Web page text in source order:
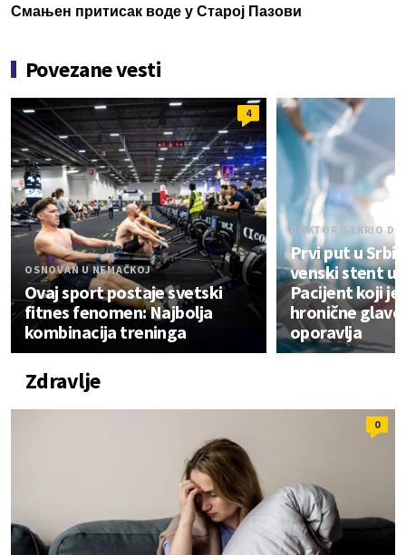
Смањен притисак воде у Старој Пазови
Povezane vesti
4
OSNOVAN U NEMAČKOJ
Ovaj sport postaje svetski
fitnes fenomen: Najbolja
kombinacija treninga
DOKTOR OTKRIO
Prvi put u
venski stent u
Pacijent koji je
hronične
oporavlja
Zdravlje
0